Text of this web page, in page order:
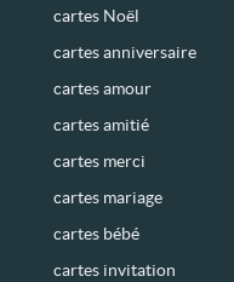
cartes Noël
cartes anniversaire
cartes amour
cartes amitié
cartes merci
cartes mariage
cartes bébé
cartes invitation